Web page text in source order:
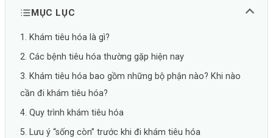
MỤC LỤC
1. Khám tiêu hóa là gì?
2. Các bệnh tiêu hóa thường gặp hiện nay
3. Khám tiêu hóa bao gồm những bộ phận nào? Khi nào
cần đi khám tiêu hóa?
4. Quy trình khám tiêu hóa
5. Lưu ý “sống còn” trước khi đi khám tiêu hóa